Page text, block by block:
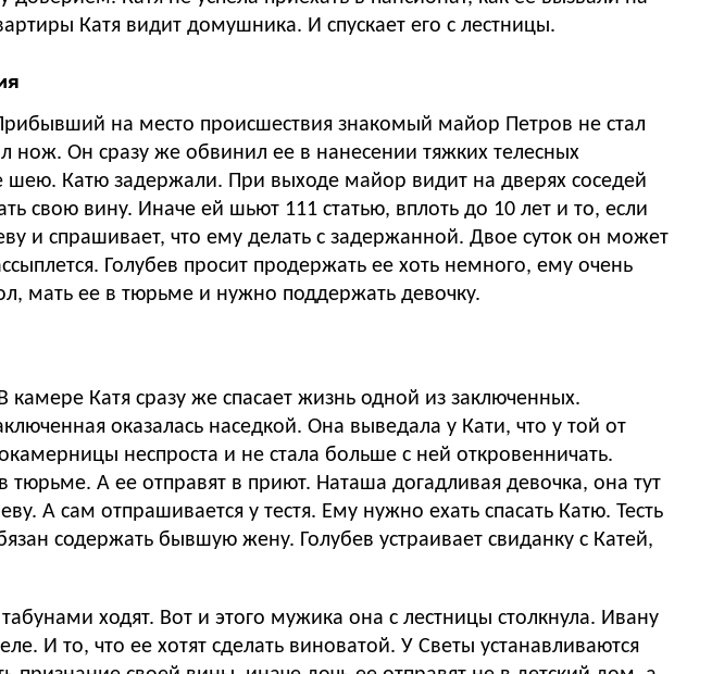
Катя видит домушника. И спускает его с лестницы.
нож. Он сразу же обвинил ее в нанесении тяжких телесных
Катю задержали. При выходе майор видит на дверях соседей
свою вину. Иначе ей шьют 111 статью, вплоть до 10 лет и то, если
и спрашивает, что ему делать с задержанной. Двое суток он может
Голубев просит продержать ее хоть немного, ему очень
мать ее в тюрьме и нужно поддержать девочку.
камере Катя сразу же спасает жизнь одной из заключенных.
оказалась наседкой. Она выведала у Кати, что у той от
неспроста и не стала больше с ней откровенничать.
А ее отправят в приют. Наташа догадливая девочка, она тут
А сам отпрашивается у тестя. Ему нужно ехать спасать Катю. Тесть
содержать бывшую жену. Голубев устраивает свиданку с Катей,
ходят. Вот и этого мужика она с лестницы столкнула. Ивану
И то, что ее хотят сделать виноватой. У Светы устанавливаются